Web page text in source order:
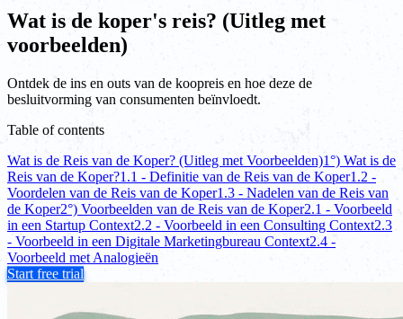
Wat is de koper's reis? (Uitleg met
voorbeelden)
Ontdek de ins en outs van de koopreis en hoe deze de
besluitvorming van consumenten beïnvloedt.
Table of contents
Wat is de Reis van de Koper? (Uitleg met Voorbeelden)1°) Wat is de
Reis van de Koper?1.1 - Definitie van de Reis van de Koper1.2 -
Voordelen van de Reis van de Koper1.3 - Nadelen van de Reis van
de Koper2°) Voorbeelden van de Reis van de Koper2.1 - Voorbeeld
in een Startup Context2.2 - Voorbeeld in een Consulting Context2.3
- Voorbeeld in een Digitale Marketingbureau Context2.4 -
Voorbeeld met Analogieën
Start free trial